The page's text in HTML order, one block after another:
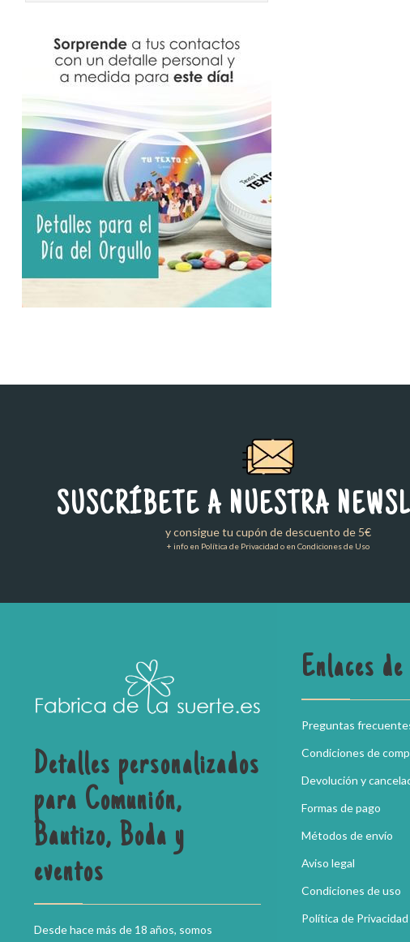
SUSCRÍBETE A NUESTRA
y consigue tu cupón de descuento de 5€
+ info en Política de Privacidad o en Condiciones de Uso
Detalles personalizados
para Comunión,
Bautizo, Boda y
eventos
Desde hace más de 18 años, somos
Enlaces
Preguntas
Condiciones de
Devolución y
Formas de pago
Métodos de envío
Aviso legal
Condiciones de uso
Política de Privacidad